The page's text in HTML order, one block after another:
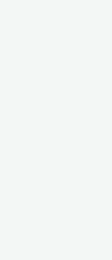
Mittelpunkt des Berichts
Dietzel, dem
die …